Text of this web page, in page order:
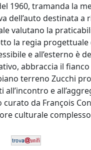
1960, tramanda la
dell’auto destinata a
valutano la
la regia progettuale
e all’esterno è
abbraccia il
terreno Zucchi
e
da François
culturale